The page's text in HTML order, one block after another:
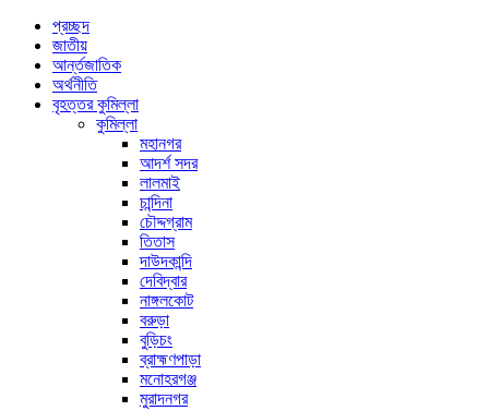
প্রচ্ছদ
জাতীয়
আর্ন্তজাতিক
অর্থনীতি
বৃহত্তর কুমিল্লা
কুমিল্লা
মহানগর
আদর্শ সদর
লালমাই
চান্দিনা
চৌদ্দগ্রাম
তিতাস
দাউদকান্দি
দেবিদ্বার
নাঙ্গলকোট
বরুড়া
বুড়িচং
ব্রাহ্মণপাড়া
মনোহরগঞ্জ
মুরাদনগর